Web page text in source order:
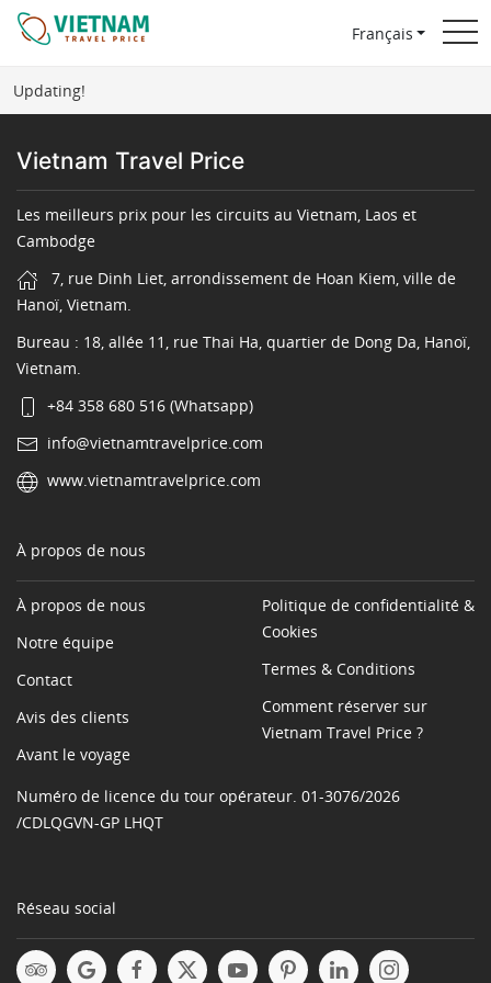
Français
Updating!
Vietnam Travel Price
Les meilleurs prix pour les circuits au Vietnam, Laos et
Cambodge
7, rue Dinh Liet, arrondissement de Hoan Kiem, ville de
Hanoï, Vietnam.
Bureau : 18, allée 11, rue Thai Ha, quartier de Dong Da, Hanoï,
Vietnam.
+84 358 680 516 (Whatsapp)
info@vietnamtravelprice.com
www.vietnamtravelprice.com
À propos de nous
À propos de nous
Notre équipe
Contact
Avis des clients
Avant le voyage
Politique de confidentialité &
Cookies
Termes & Conditions
Comment réserver sur
Vietnam Travel Price ?
Numéro de licence du tour opérateur. 01-3076/2026
/CDLQGVN-GP LHQT
Réseau social